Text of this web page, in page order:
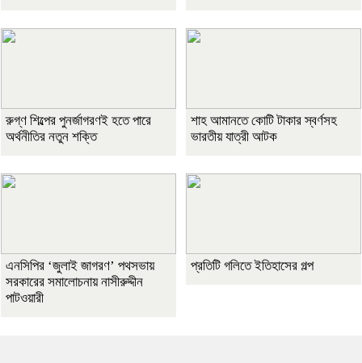
রুগ্ণ শিল্পের পুনর্জাগরণই হতে পারে
অর্থনীতির নতুন শক্তি
শাহ আমানতে কোটি টাকার স্বর্ণসহ
ভারতীয় যাত্রী আটক
এনসিপির ‘জুলাই জাগরণ’ পথসভায়
সরকারের সমালোচনায় নাসীরুদ্দীন
পাটওয়ারী
প্রতিটি গলিতে ইতিহাসের গল্প